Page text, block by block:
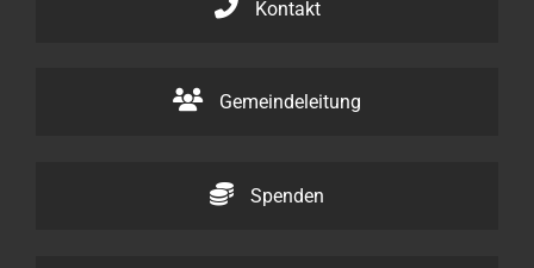
Kontakt
Gemeindeleitung
Spenden